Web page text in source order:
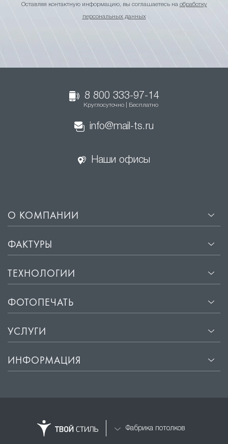
Оставляя контактную информацию, вы соглашаетесь на обработку
персональных данных
8 800 333-97-14
Круглосуточно | Бесплатно
info@mail-ts.ru
Наши офисы
О КОМПАНИИ
ФАКТУРЫ
ТЕХНОЛОГИИ
ФОТОПЕЧАТЬ
УСЛУГИ
ИНФОРМАЦИЯ
Фабрика потолков